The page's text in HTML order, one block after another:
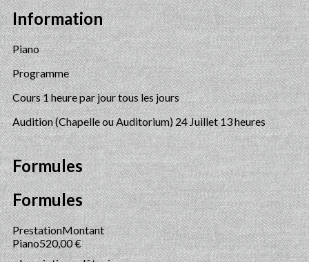
Information
Piano
Programme
Cours 1 heure par jour tous les jours
Audition (Chapelle ou Auditorium) 24 Juillet 13 heures
Formules
Formules
PrestationMontant
Piano520,00 €